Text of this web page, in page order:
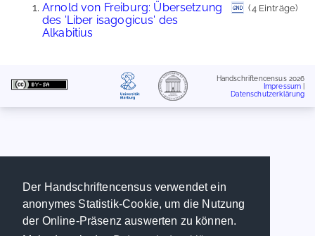
Der Handschriftencensus verwendet ein
anonymes Statistik-Cookie, um die Nutzung
der Online-Präsenz auswerten zu können.
Arnold von Freiburg: Übersetzung
des 'Liber isagogicus' des
Alkabitius
(4 Einträge)
Handschriftencensus 2026
Impressum
Datenschutzerklärung